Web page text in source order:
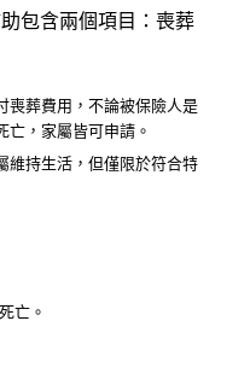
包含兩個項目：喪葬
喪葬費用，不論被保險人是
亡，家屬皆可申請。
維持生活，但僅限於符合特
亡。